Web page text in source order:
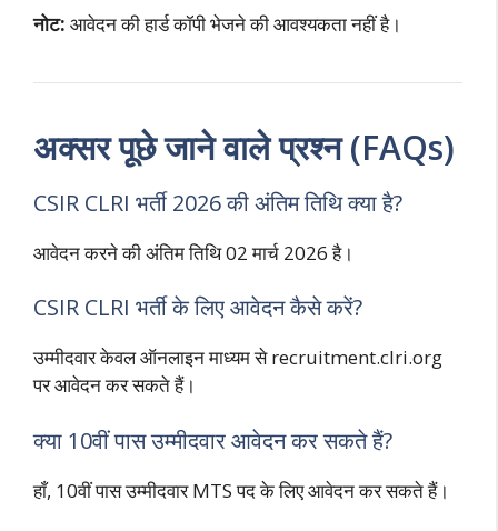
नोट: आवेदन की हार्ड कॉपी भेजने की आवश्यकता नहीं है।
अक्सर पूछे जाने वाले प्रश्न (FAQs)
CSIR CLRI भर्ती 2026 की अंतिम तिथि क्या है?
आवेदन करने की अंतिम तिथि 02 मार्च 2026 है।
CSIR CLRI भर्ती के लिए आवेदन कैसे करें?
उम्मीदवार केवल ऑनलाइन माध्यम से recruitment.clri.org
पर आवेदन कर सकते हैं।
क्या 10वीं पास उम्मीदवार आवेदन कर सकते हैं?
हाँ, 10वीं पास उम्मीदवार MTS पद के लिए आवेदन कर सकते हैं।